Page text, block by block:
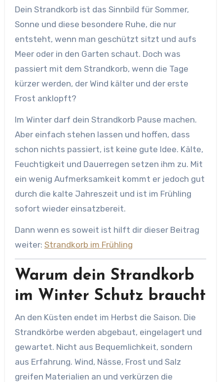
Dein Strandkorb ist das Sinnbild für Sommer,
Sonne und diese besondere Ruhe, die nur
entsteht, wenn man geschützt sitzt und aufs
Meer oder in den Garten schaut. Doch was
passiert mit dem Strandkorb, wenn die Tage
kürzer werden, der Wind kälter und der erste
Frost anklopft?
Im Winter darf dein Strandkorb Pause machen.
Aber einfach stehen lassen und hoffen, dass
schon nichts passiert, ist keine gute Idee. Kälte,
Feuchtigkeit und Dauerregen setzen ihm zu. Mit
ein wenig Aufmerksamkeit kommt er jedoch gut
durch die kalte Jahreszeit und ist im Frühling
sofort wieder einsatzbereit.
Dann wenn es soweit ist hilft dir dieser Beitrag
weiter: Strandkorb im Frühling
Warum dein Strandkorb
im Winter Schutz braucht
An den Küsten endet im Herbst die Saison. Die
Strandkörbe werden abgebaut, eingelagert und
gewartet. Nicht aus Bequemlichkeit, sondern
aus Erfahrung. Wind, Nässe, Frost und Salz
greifen Materialien an und verkürzen die